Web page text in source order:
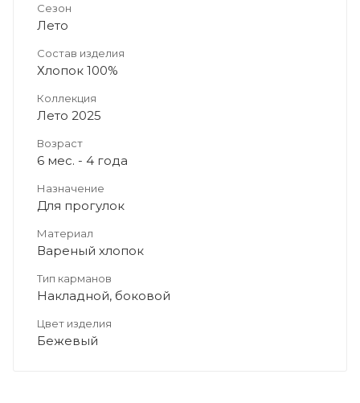
Сезон
Лето
Состав изделия
Хлопок 100%
Коллекция
Лето 2025
Возраст
6 мес. - 4 года
Назначение
Для прогулок
Материал
Вареный хлопок
Тип карманов
Накладной, боковой
Цвет изделия
Бежевый